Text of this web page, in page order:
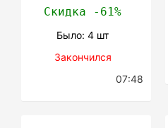
Скидка -61%
Было: 4 шт
Закончился
07:48